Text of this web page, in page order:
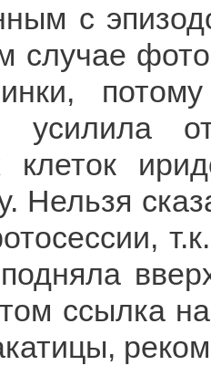
с
случае
усилила
клеток
Нельзя
ссылка